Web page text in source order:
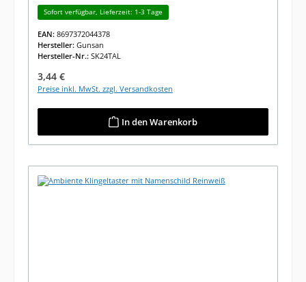
Sofort verfügbar, Lieferzeit: 1-3 Tage
EAN: 8697372044378
Hersteller: Gunsan
Hersteller-Nr.: SK24TAL
Regulärer Preis:
3,44 €
Preise inkl. MwSt. zzgl. Versandkosten
In den Warenkorb